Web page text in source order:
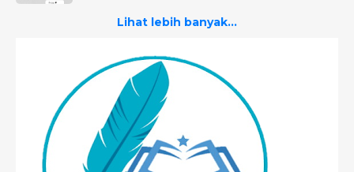
Lihat lebih banyak...